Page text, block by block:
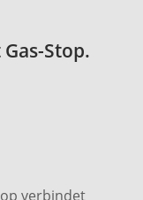
Stop.
verbindet